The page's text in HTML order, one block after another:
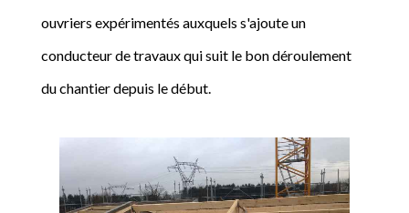
ouvriers expérimentés auxquels s'ajoute un
conducteur de travaux qui suit le bon déroulement
du chantier depuis le début.